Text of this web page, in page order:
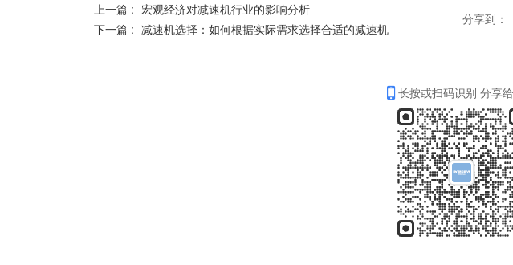
上一篇 : 宏观经济对减速机行业的影响分析
下一篇 : 减速机选择：如何根据实际需求选择合适的减速机
分享到：
长按或扫码识别 分享